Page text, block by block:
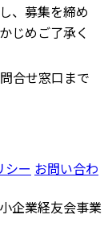
、募集を締め
じめご了承く
合せ窓口まで
シー お問い合わ
企業経友会事業